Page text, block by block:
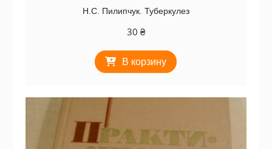
Н.С. Пилипчук. Туберкулез
30 ₴
В корзину